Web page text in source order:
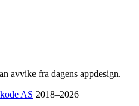
avvike fra dagens appdesign.
AS 2018–2026